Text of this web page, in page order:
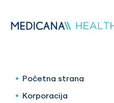
Početna strana
Korporacija